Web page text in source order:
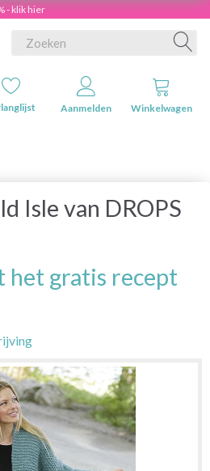
- klik hier
Aanmelden Winkelwagen
Isle van DROPS
het gratis recept